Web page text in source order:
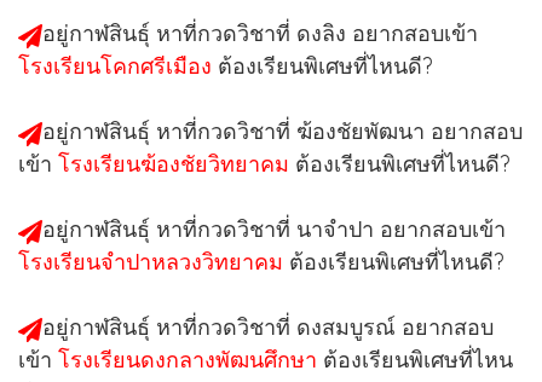
อยู่กาฬสินธุ์ หาที่กวดวิชาที่ ดงลิง อยากสอบเข้า
โรงเรียนโคกศรีเมือง ต้องเรียนพิเศษที่ไหนดี?
อยู่กาฬสินธุ์ หาที่กวดวิชาที่ ฆ้องชัยพัฒนา อยากสอบ
เข้า โรงเรียนฆ้องชัยวิทยาคม ต้องเรียนพิเศษที่ไหนดี?
อยู่กาฬสินธุ์ หาที่กวดวิชาที่ นาจำปา อยากสอบเข้า
โรงเรียนจำปาหลวงวิทยาคม ต้องเรียนพิเศษที่ไหนดี?
อยู่กาฬสินธุ์ หาที่กวดวิชาที่ ดงสมบูรณ์ อยากสอบ
เข้า โรงเรียนดงกลางพัฒนศึกษา ต้องเรียนพิเศษที่ไหน